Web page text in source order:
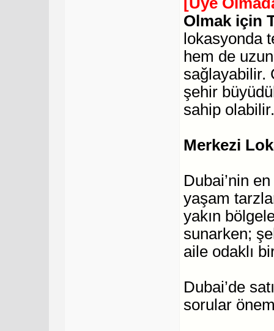
Olmak için
lokasyonda
hem de
sağlayabilir.
şehir
sahip
Merkezi
Dubai’nin
yaşam
yakın
sunarken;
aile odaklı
Dubai’de
sorular